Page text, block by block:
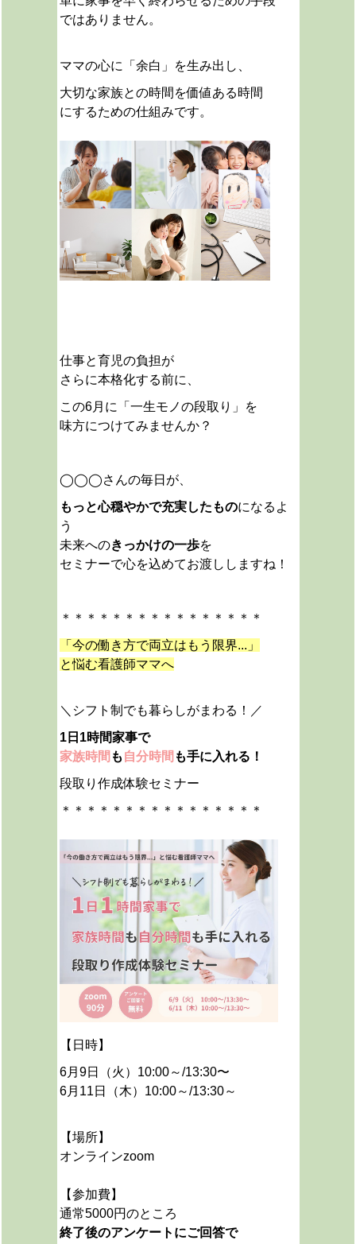
ではありません。
ママの心に「余白」を生み出し、
大切な家族との時間を価値ある時間
にするための仕組みです。
仕事と育児の負担が
さらに本格化する前に、
この6月に「一生モノの段取り」を
味方につけてみませんか？
◯◯◯さんの毎日が、
もっと心穏やかで充実したものになるよ
う
未来へのきっかけの一歩を
セミナーで心を込めてお渡ししますね！
＊＊＊＊＊＊＊＊＊＊＊＊＊＊＊＊
「今の働き方で両立はもう限界...」
と悩む看護師ママへ
＼シフト制でも暮らしがまわる！／
1日1時間家事で
家族時間 も 自分時間 も手に入れる！
段取り作成体験セミナー
＊＊＊＊＊＊＊＊＊＊＊＊＊＊＊＊
【日時】
6月9日（火）10:00～/13:30〜
6月11日（木）10:00～/13:30～
【場所】
オンラインzoom
【参加費】
通常5000円のところ
終了後のアンケートにご回答で